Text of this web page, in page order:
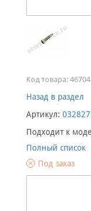
Код товара: 46704
Назад в раздел
Артикул:
Подходит к
Полный список
Под заказ